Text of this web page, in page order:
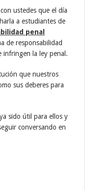
ustedes que el día
a estudiantes de
penal
de responsabilidad
infringen la ley penal.
que nuestros
sus deberes para
sido útil para ellos y
conversando en